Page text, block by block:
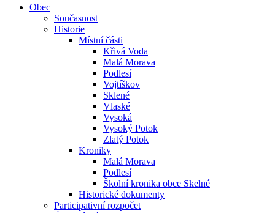
Obec
Současnost
Historie
Místní části
Křivá Voda
Malá Morava
Podlesí
Vojtíškov
Sklené
Vlaské
Vysoká
Vysoký Potok
Zlatý Potok
Kroniky
Malá Morava
Podlesí
Školní kronika obce Skelné
Historické dokumenty
Participativní rozpočet